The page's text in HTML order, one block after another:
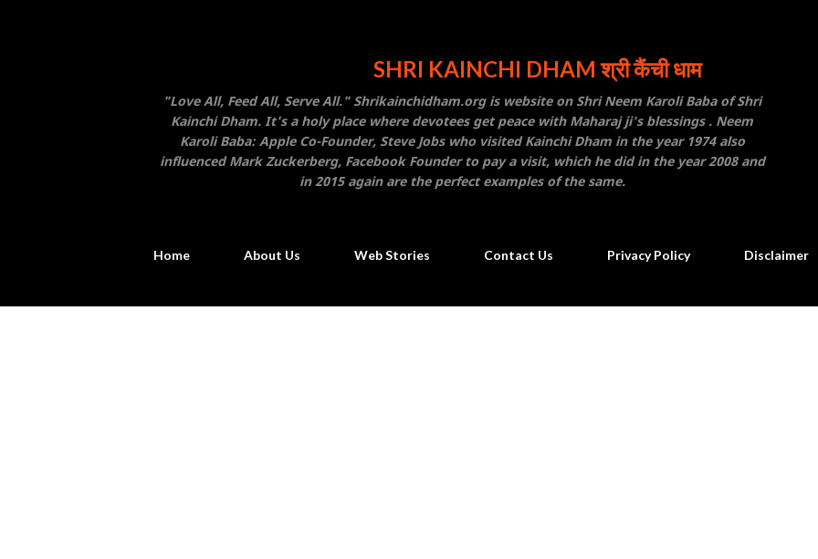
SHRI KAINCHI DHAM श्री कैंची धाम
"Love All, Feed All, Serve All." Shrikainchidham.org is website on Shri Neem Karoli Baba of Shri
Kainchi Dham. It's a holy place where devotees get peace with Maharaj ji's blessings . Neem
Karoli Baba: Apple Co-Founder, Steve Jobs who visited Kainchi Dham in the year 1974 also
influenced Mark Zuckerberg, Facebook Founder to pay a visit, which he did in the year 2008 and
in 2015 again are the perfect examples of the same.
Home About Us Web Stories Contact Us Privacy Policy Disclaimer